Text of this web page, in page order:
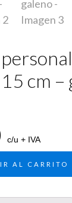
cm –
c/u + IVA
AL CARRITO